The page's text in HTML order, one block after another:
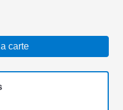
carte